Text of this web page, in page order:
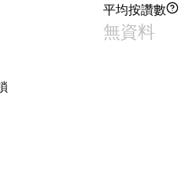
平均按讚數
無資料